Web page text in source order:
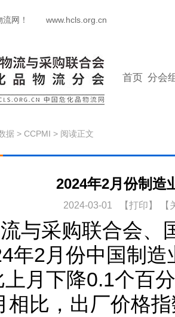
网！ www.hcls.org.cn
首页 分会
据 > CCPMI > 阅读正文
2024年2月份制造
2024-03-01 【打印 】
采购联合会、
年2月份中国制
月下降0.1个百
相比，出厂价格